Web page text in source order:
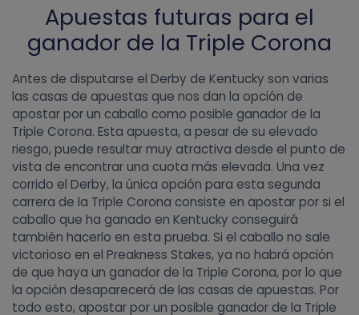
Apuestas futuras para el
ganador de la Triple Corona
Antes de disputarse el Derby de Kentucky son varias
las casas de apuestas que nos dan la opción de
apostar por un caballo como posible ganador de la
Triple Corona. Esta apuesta, a pesar de su elevado
riesgo, puede resultar muy atractiva desde el punto de
vista de encontrar una cuota más elevada. Una vez
corrido el Derby, la única opción para esta segunda
carrera de la Triple Corona consiste en apostar por si el
caballo que ha ganado en Kentucky conseguirá
también hacerlo en esta prueba. Si el caballo no sale
victorioso en el Preakness Stakes, ya no habrá opción
de que haya un ganador de la Triple Corona, por lo que
la opción desaparecerá de las casas de apuestas. Por
todo esto, apostar por un posible ganador de la Triple